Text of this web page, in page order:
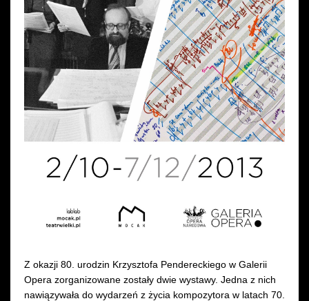
Wynajem kostiumów
Wynajem rekwizytów
Fundusze unijne
Dotacje celowe
Z okazji 80. urodzin Krzysztofa Pendereckiego w Galerii
Opera zorganizowane zostały dwie wystawy. Jedna z nich
nawiązywała do wydarzeń z życia kompozytora w latach 70.